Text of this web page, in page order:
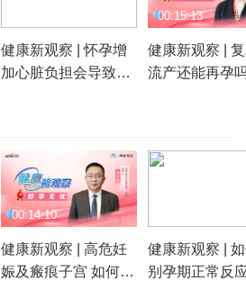
健康新观察 | 怀孕增
加心脏负担会导致妊
健康新观察 |
流产还能再孕
00:15:13
健康新观察 | 高危妊
娠及瘢痕子宫 如何做
00:14:10
健康新观察 |
别孕期正常反